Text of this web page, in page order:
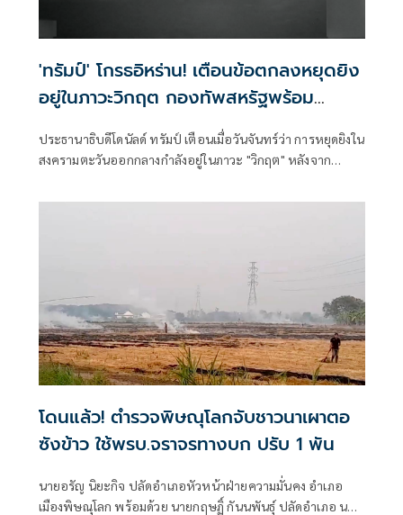
'ทรัมป์' โกรธอิหร่าน! เตือนข้อตกลงหยุดยิง
อยู่ในภาวะวิกฤต กองทัพสหรัฐพร้อม
ประธานาธิบดีโดนัลด์ ทรัมป์ เตือนเมื่อวันจันทร์ว่า การหยุดยิงใน
สงครามตะวันออกกลางกำลังอยู่ในภาวะ "วิกฤต" หลังจาก
พร้อมที่จะตอบโต้ต่อการกระทำที่ก้าวร้าวใดๆ
โดนแล้ว! ตำรวจพิษณุโลกจับชาวนาเผาตอ
ซังข้าว ใช้พรบ.จราจรทางบก ปรับ 1 พัน
นายอรัญ นิยะกิจ ปลัดอำเภอหัวหน้าฝ่ายความมั่นคง อำเภอ
เมืองพิษณุโลก พร้อมด้วย นายกฤษฏิ์ กันนพันธุ์ ปลัดอำเภอ นาย